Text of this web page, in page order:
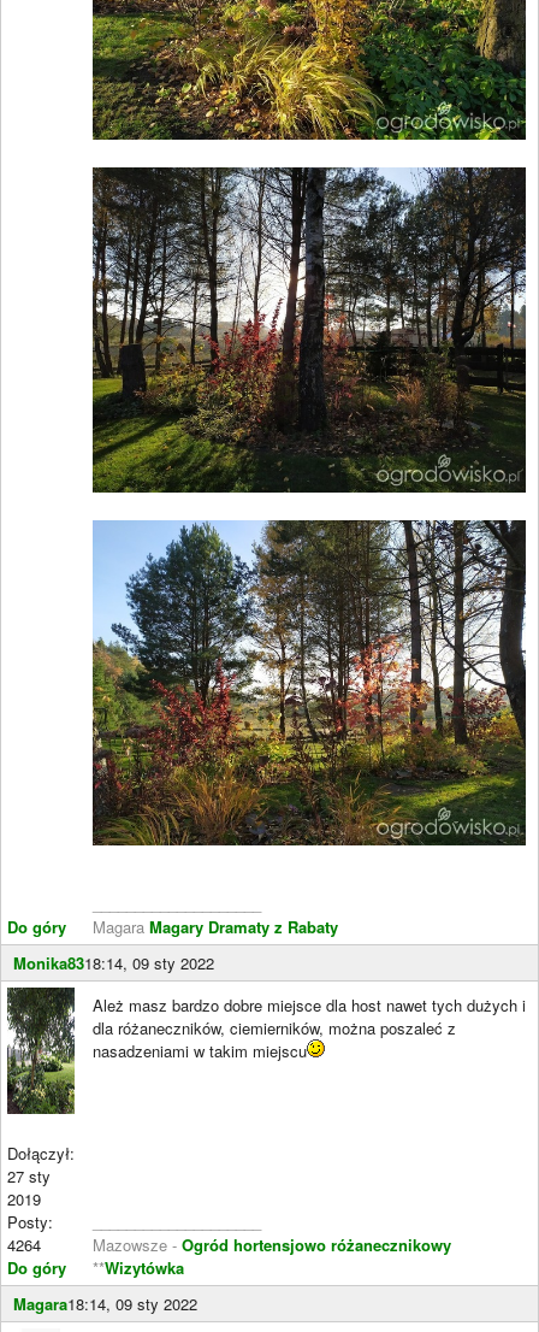
Do góry
Magara Magary Dramaty z Rabaty
Monika8318:14, 09 sty 2022
Dołączył:
27 sty
2019
Posty:
4264
Do góry
Ależ masz bardzo dobre miejsce dla host nawet tych dużych i
dla różaneczników, ciemierników, można poszaleć z
nasadzeniami w takim miejscu
Mazowsze - Ogród hortensjowo różanecznikowy
**Wizytówka
Magara18:14, 09 sty 2022